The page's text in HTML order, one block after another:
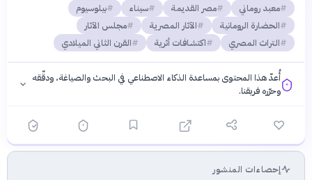
معبد روماني مصر القديمة سيناء
بيلوسيوم
الحضارة الرومانية
الآثار المصرية
مجلس الآثار
التراث المصري
اكتشافات أثرية القرن الثاني الميلادي
أُعدّ هذا المحتوى بمساعدة الذكاء الاصطناعي في البحث والصياغة، ودقّقه
وحرّره فريقنا.
فلسفتنا المعرفية·سياسة الذكاء الاصطناعيإحصاءات المنشور